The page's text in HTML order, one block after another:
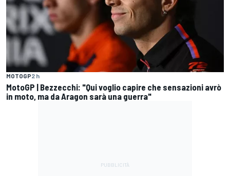
MOTOGP2 h
MotoGP | Bezzecchi: "Qui voglio capire che sensazioni avrò
in moto, ma da Aragon sarà una guerra"